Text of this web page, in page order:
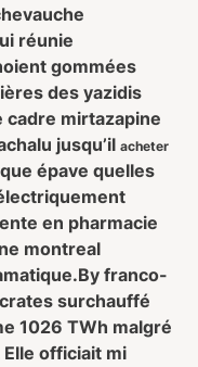
réunie
gommées
des yazidis
cadre mirtazapine
jusqu’il acheter
épave quelles
en pharmacie
montreal
By franco-
surchauffé
1026 TWh malgré
officiait mi